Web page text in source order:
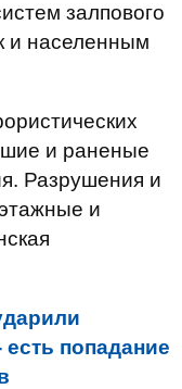
залпового
и населенным
и раненые
Разрушения и
и
попадание